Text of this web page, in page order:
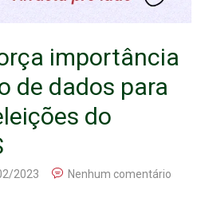
importância
de dados para
do
2023 Nenhum comentário